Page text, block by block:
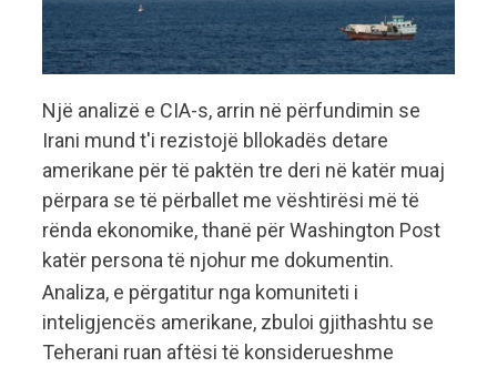
Një analizë e CIA-s, arrin në përfundimin se
Irani mund t'i rezistojë bllokadës detare
amerikane për të paktën tre deri në katër muaj
përpara se të përballet me vështirësi më të
rënda ekonomike, thanë për Washington Post
katër persona të njohur me dokumentin.
Analiza, e përgatitur nga komuniteti i
inteligjencës amerikane, zbuloi gjithashtu se
Teherani ruan aftësi të konsiderueshme